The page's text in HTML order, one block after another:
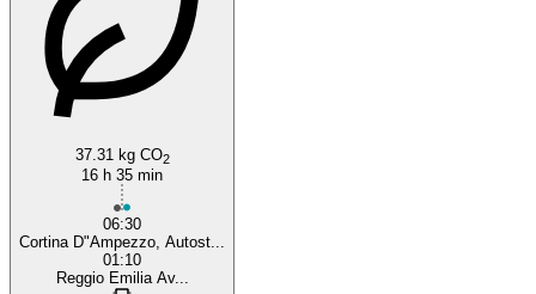
37.31 kg CO2
16 h 35 min
06:30
Cortina D"Ampezzo, Autost...
01:10
Reggio Emilia Av...